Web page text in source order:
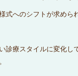
式へのシフトが求めら
診療スタイルに変化し